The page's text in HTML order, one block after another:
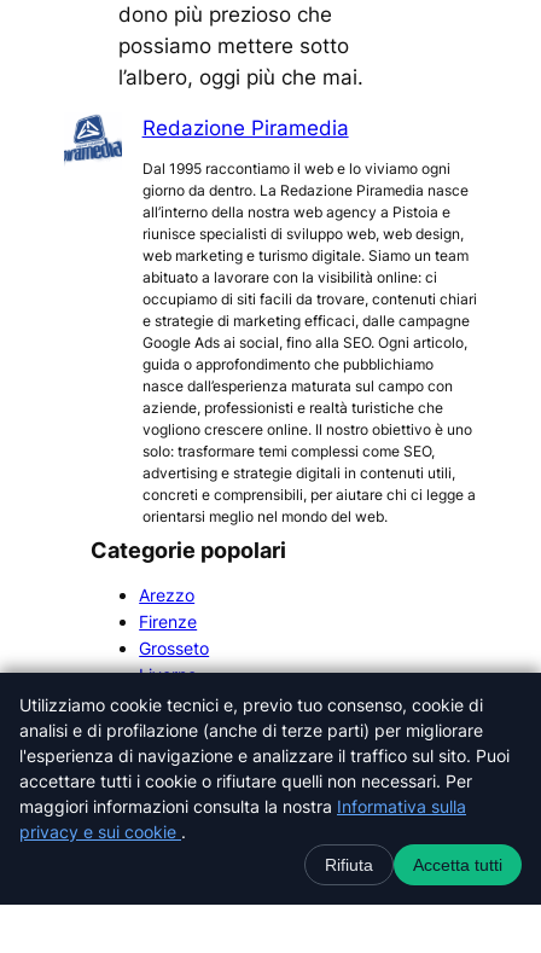
dono più prezioso che
possiamo mettere sotto
l’albero, oggi più che mai.
Redazione Piramedia
Dal 1995 raccontiamo il web e lo viviamo ogni
giorno da dentro. La Redazione Piramedia nasce
all’interno della nostra web agency a Pistoia e
riunisce specialisti di sviluppo web, web design,
web marketing e turismo digitale. Siamo un team
abituato a lavorare con la visibilità online: ci
occupiamo di siti facili da trovare, contenuti chiari
e strategie di marketing efficaci, dalle campagne
Google Ads ai social, fino alla SEO. Ogni articolo,
guida o approfondimento che pubblichiamo
nasce dall’esperienza maturata sul campo con
aziende, professionisti e realtà turistiche che
vogliono crescere online. Il nostro obiettivo è uno
solo: trasformare temi complessi come SEO,
advertising e strategie digitali in contenuti utili,
concreti e comprensibili, per aiutare chi ci legge a
orientarsi meglio nel mondo del web.
Categorie popolari
Arezzo
Firenze
Grosseto
Livorno
Lucca
Massa-Carrara
Pisa
Pistoia
Prato
Siena
Utilizziamo cookie tecnici e, previo tuo consenso, cookie di
analisi e di profilazione (anche di terze parti) per migliorare
l'esperienza di navigazione e analizzare il traffico sul sito. Puoi
accettare tutti i cookie o rifiutare quelli non necessari. Per
maggiori informazioni consulta la nostra Informativa sulla
privacy e sui cookie .
Rifiuta Accetta tutti